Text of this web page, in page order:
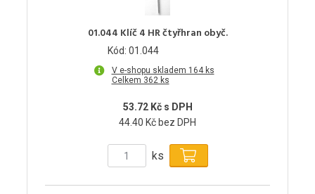
01.044 Klíč 4 HR čtyřhran obyč.
Kód: 01.044
V e-shopu skladem 164 ks
Celkem 362 ks
53.72 Kč s DPH
44.40 Kč bez DPH
ks